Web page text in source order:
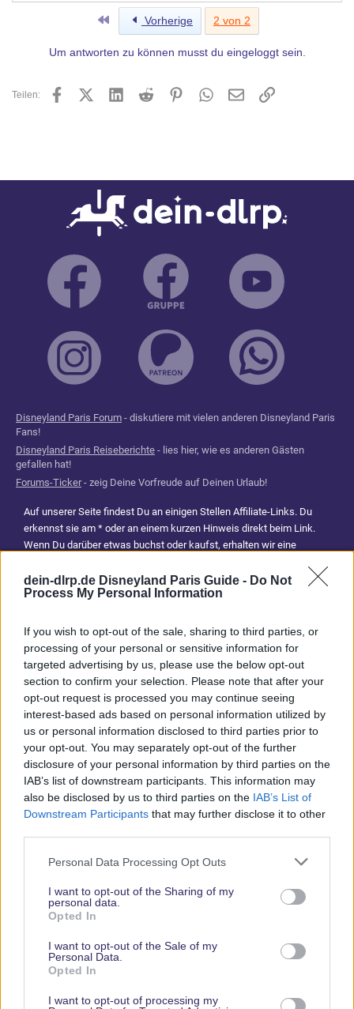
dein-dlrp.de Disneyland Paris Guide - Do Not
Process My Personal Information
If you wish to opt-out of the sale, sharing to third parties, or
processing of your personal or sensitive information for
targeted advertising by us, please use the below opt-out
section to confirm your selection. Please note that after your
opt-out request is processed you may continue seeing
interest-based ads based on personal information utilized by
us or personal information disclosed to third parties prior to
your opt-out. You may separately opt-out of the further
disclosure of your personal information by third parties on the
IAB’s list of downstream participants. This information may
also be disclosed by us to third parties on the IAB’s List of
Downstream Participants that may further disclose it to other
Personal Data Processing Opt Outs
I want to opt-out of the Sharing of my
personal data.
Opted In
I want to opt-out of the Sale of my
Personal Data.
Opted In
I want to opt-out of processing my
Erste Vorherige 2 von 2
Um antworten zu können musst du eingeloggt sein.
Teilen: FacebookX (Twitter)LinkedInReddit PinterestWhatsApp
E-MailLink
Disneyland Paris Forum - diskutiere mit vielen anderen Disneyland Paris
Fans!
Disneyland Paris Reiseberichte - lies hier, wie es anderen Gästen
gefallen hat!
Forums-Ticker- zeig Deine Vorfreude auf Deinen Urlaub!
Auf unserer Seite findest Du an einigen Stellen Affiliate-Links. Du
erkennst sie am * oder an einem kurzen Hinweis direkt beim Link.
Wenn Du darüber etwas buchst oder kaufst, erhalten wir eine
Du uns, unsere Reiseführer, Tipps und Planungsinhalte weiterhin
kostenlos anzubieten. Vielen Dank für Deine Unterstützung.
Abonniere jetzt unsere magischen News aus den
Parks
Keine Angebote verpassen
Aktuelle News
Spannende Lesetipps
Gratis und jederzeit kündbar
dass Du unsere
Schau